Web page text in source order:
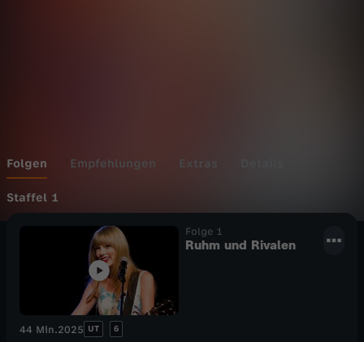
y
o
r
S
Folgen Empfehlungen Extras
Staffel 1
Folge 1
Ruhm und Rivalen
44 Min.2025 UT 6